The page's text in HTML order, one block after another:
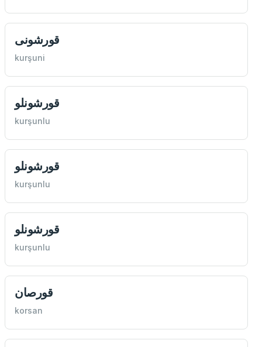
قورشونی
kurşuni
قورشونلو
kurşunlu
قورشونلو
kurşunlu
قورشونلو
kurşunlu
قورصان
korsan